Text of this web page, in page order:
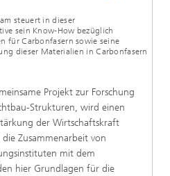
steuert in dieser
sein Know-How bezüglich
für Carbonfasern sowie seine
dieser Materialien in Carbonfasern
Projekt zur Forschung
Strukturen, wird einen
der Wirtschaftskraft
Zusammenarbeit von
mit dem
hier Grundlagen für die